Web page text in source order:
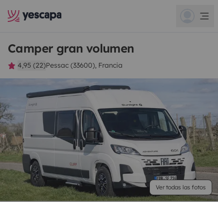
Camper gran volumen
4,95 (22)Pessac (33600), Francia
Ver todas las fotos